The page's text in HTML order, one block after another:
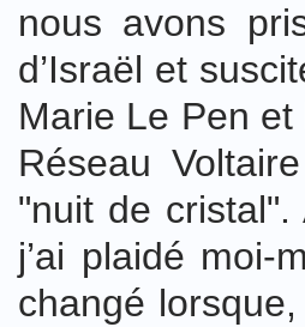
nous avons
d’Israël et
Marie Le Pen
Réseau
"nuit de cristal".
j’ai plaidé moi-
changé